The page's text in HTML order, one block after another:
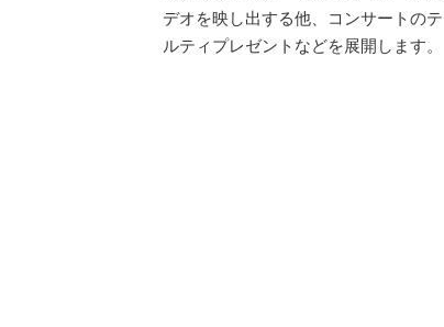
デオを映し出する他、コンサートの
ルティプレゼントなどを展開します。